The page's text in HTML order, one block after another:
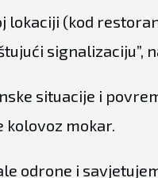
lokaciji (kod
signalizaciju”,
situacije i
kolovoz mokar.
odrone i